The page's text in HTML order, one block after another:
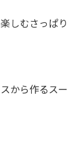
しむさっぱり
から作るスー